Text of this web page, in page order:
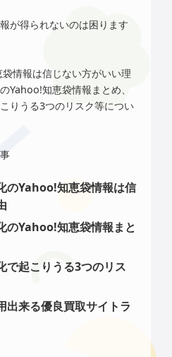
が得られないのは困ります
情報は信じない方がいい理
Yahoo!知恵袋情報まとめ、
りうる3つのリスク等につい
のYahoo!知恵袋情報は信
のYahoo!知恵袋情報まと
で起こりうる3つのリス
出来る優良買取サイトラ